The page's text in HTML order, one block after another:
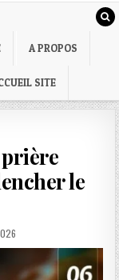
A PROPOS
SITE
le